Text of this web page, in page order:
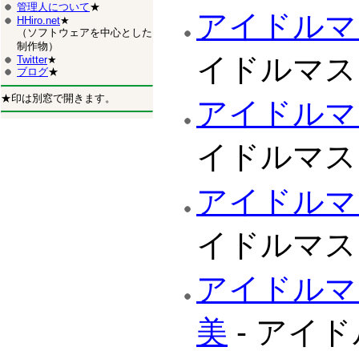
アイドル
イドルマ
アイドル
イドルマ
アイドル
イドルマ
アイドル
美 - アイ
管理人について★
HHiro.net★
（ソフトウェアを中心とした
制作物）
Twitter★
ブログ★
★印は別窓で開きます。